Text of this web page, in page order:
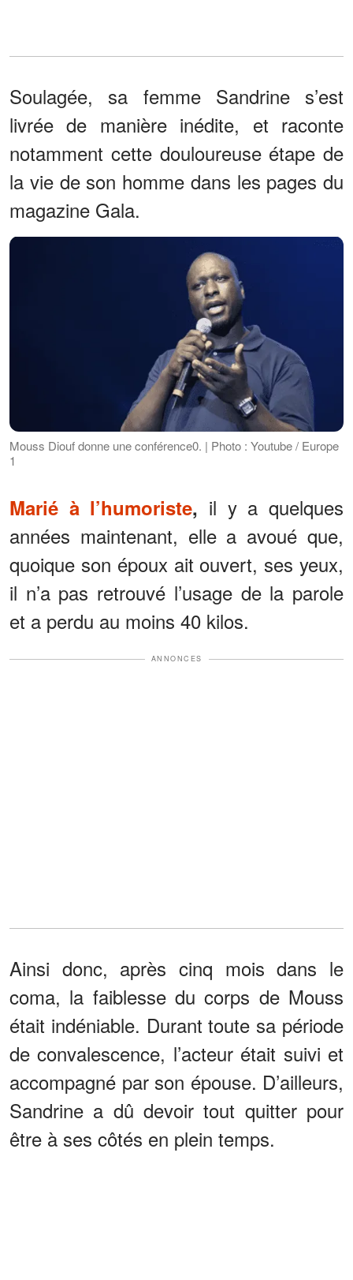
Soulagée, sa femme Sandrine s’est
livrée de manière inédite, et raconte
notamment cette douloureuse étape de
la vie de son homme dans les pages du
magazine Gala.
Mouss Diouf donne une conférence0. | Photo : Youtube / Europe
1
Marié à l’humoriste, il y a quelques
années maintenant, elle a avoué que,
quoique son époux ait ouvert, ses yeux,
il n’a pas retrouvé l’usage de la parole
et a perdu au moins 40 kilos.
ANNONCES
Ainsi donc, après cinq mois dans le
coma, la faiblesse du corps de Mouss
était indéniable. Durant toute sa période
de convalescence, l’acteur était suivi et
accompagné par son épouse. D’ailleurs,
Sandrine a dû devoir tout quitter pour
être à ses côtés en plein temps.